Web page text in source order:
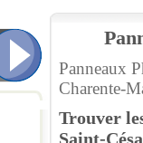
Panneaux
Charente-
Trouver
Saint-